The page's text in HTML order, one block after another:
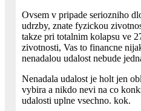
Ovsem v pripade seriozniho
udrzby, znate fyzickou
takze pri totalnim kolapsu ve
zivotnosti, Vas to financne
nenadalou udalost nebude
Nenadala udalost je holt jen
vybira a nikdo nevi na co
udalosti uplne vsechno. kok.